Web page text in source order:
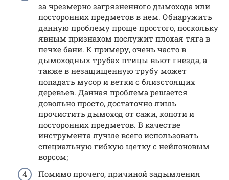
за чрезмерно загрязненного дымохода или
посторонних предметов в нем. Обнаружить
данную проблему проще простого, поскольку
явным признаком послужит плохая тяга в
печке бани. К примеру, очень часто в
дымоходных трубах птицы вьют гнезда, а
также в незащищенную трубу может
попадать мусор и ветки с близстоящих
деревьев. Данная проблема решается
довольно просто, достаточно лишь
прочистить дымоход от сажи, копоти и
посторонних предметов. В качестве
инструмента лучше всего использовать
специальную гибкую щетку с нейлоновым
ворсом;
Помимо прочего, причиной задымления